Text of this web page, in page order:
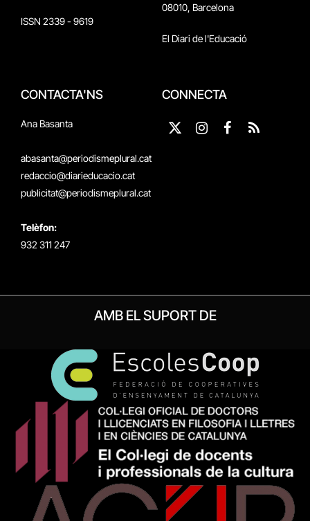
ISSN 2339 - 9619
08010, Barcelona
El Diari de l'Educació
CONTACTA'NS
Ana Basanta
abasanta@periodismeplural.cat
redaccio@diarieducacio.cat
publicitat@periodismeplural.cat
Telèfon:
932 311 247
CONNECTA
X
Instagram
Facebook
RSS
AMB EL SUPORT DE